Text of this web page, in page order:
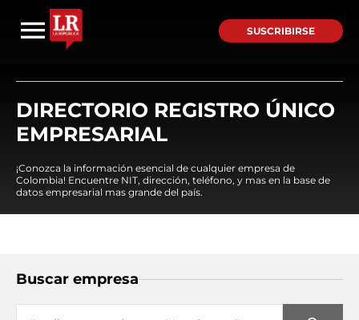
SUSCRIBIRSE
DIRECTORIO REGISTRO ÚNICO
EMPRESARIAL
¡Conozca la información esencial de cualquier empresa de
Colombia! Encuentre NIT, dirección, teléfono, y mas en la base de
datos empresarial mas grande del país.
Buscar empresa